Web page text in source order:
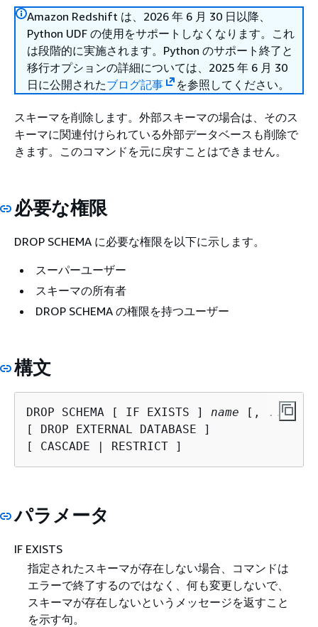
Amazon Redshift は、2026 年 6 月 30 日以降、
Python UDF の使用をサポートしなくなります。これ
は段階的に実施されます。Python のサポート終了と
移行オプションの詳細については、2025 年 6 月 30
日に公開されたブログ記事 を参照してください。
スキーマを削除します。外部スキーマの場合は、そのス
キーマに関連付けられている外部データベースも削除で
きます。このコマンドを元に戻すことはできません。
必要な権限
DROP SCHEMA に必要な権限を以下に示します。
スーパーユーザー
スキーマの所有者
DROP SCHEMA の権限を持つユーザー
構文
DROP SCHEMA [ IF EXISTS ] name [, ...]
[ DROP EXTERNAL DATABASE ]
[ CASCADE | RESTRICT ]
パラメータ
IF EXISTS
指定されたスキーマが存在しない場合、コマンドは
エラーで終了するのではなく、何も変更しないで、
スキーマが存在しないというメッセージを返すこと
を示す句。